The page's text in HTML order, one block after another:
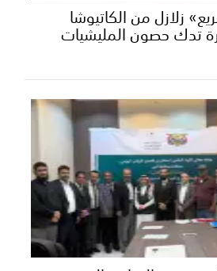
زلازل من الكاتيوشا
تدك حصون المليشيات